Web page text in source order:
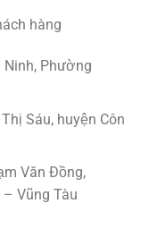
hàng
Ninh, Phường
Sáu, huyện Côn
Văn Đồng,
– Vũng Tàu